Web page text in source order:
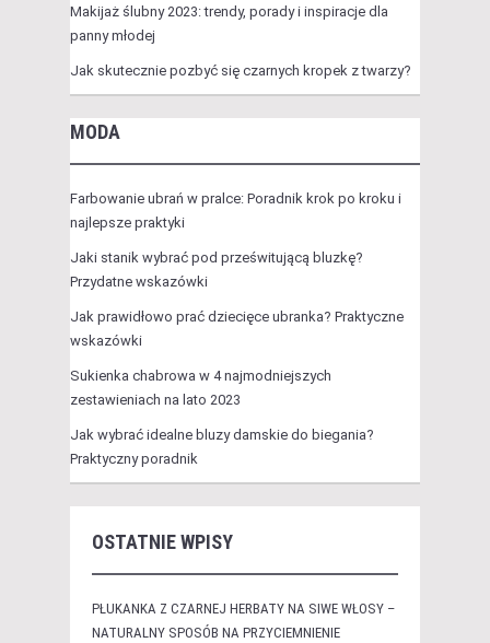
Makijaż ślubny 2023: trendy, porady i inspiracje dla
panny młodej
Jak skutecznie pozbyć się czarnych kropek z twarzy?
MODA
Farbowanie ubrań w pralce: Poradnik krok po kroku i
najlepsze praktyki
Jaki stanik wybrać pod prześwitującą bluzkę?
Przydatne wskazówki
Jak prawidłowo prać dziecięce ubranka? Praktyczne
wskazówki
Sukienka chabrowa w 4 najmodniejszych
zestawieniach na lato 2023
Jak wybrać idealne bluzy damskie do biegania?
Praktyczny poradnik
OSTATNIE WPISY
PŁUKANKA Z CZARNEJ HERBATY NA SIWE WŁOSY –
NATURALNY SPOSÓB NA PRZYCIEMNIENIE